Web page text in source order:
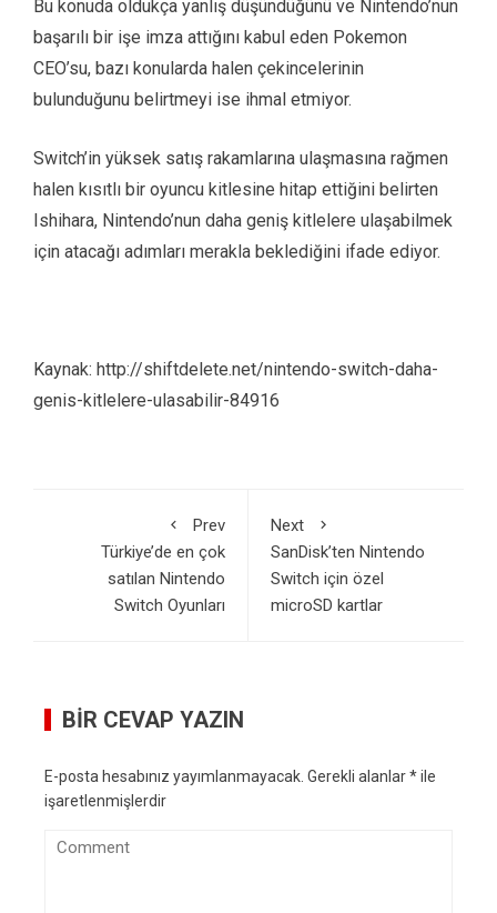
Bu konuda oldukça yanlış düşündüğünü ve Nintendo’nun
başarılı bir işe imza attığını kabul eden Pokemon
CEO’su, bazı konularda halen çekincelerinin
bulunduğunu belirtmeyi ise ihmal etmiyor.
Switch’in yüksek satış rakamlarına ulaşmasına rağmen
halen kısıtlı bir oyuncu kitlesine hitap ettiğini belirten
Ishihara, Nintendo’nun daha geniş kitlelere ulaşabilmek
için atacağı adımları merakla beklediğini ifade ediyor.
Kaynak: http://shiftdelete.net/nintendo-switch-daha-
genis-kitlelere-ulasabilir-84916
Prev
Türkiye’de en çok
satılan Nintendo
Switch Oyunları
Next
SanDisk’ten Nintendo
Switch için özel
microSD kartlar
BIR CEVAP YAZIN
E-posta hesabınız yayımlanmayacak. Gerekli alanlar*ile
işaretlenmişlerdir